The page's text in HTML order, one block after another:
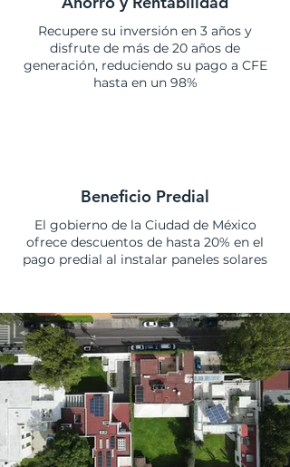
Recupere su inversión en 3 años y
disfrute de más de 20 años de
generación, reduciendo su pago a CFE
hasta en un 98%
Beneficio Predial
El gobierno de la Ciudad de México
ofrece descuentos de hasta 20% en el
pago predial al instalar paneles solares